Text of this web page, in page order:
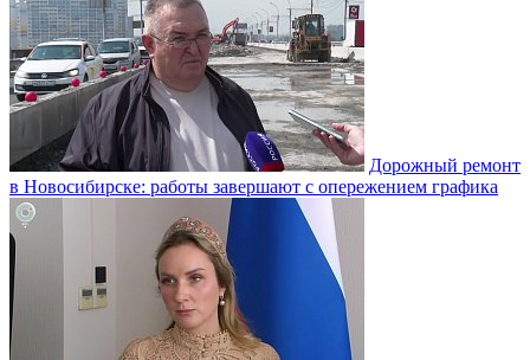
Дорожный ремонт
в Новосибирске: работы завершают с опережением графика